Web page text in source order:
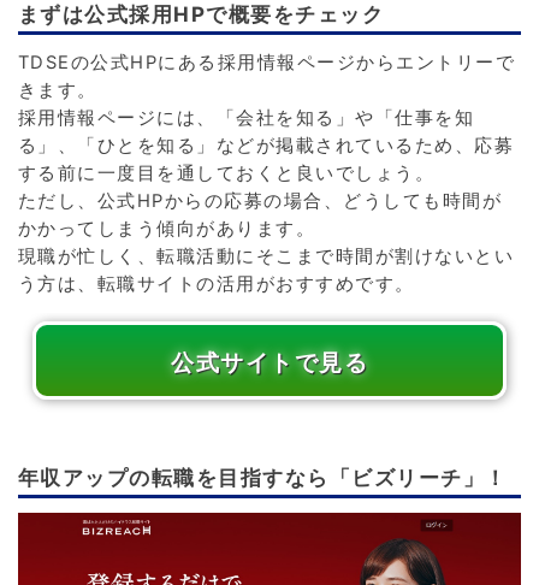
また、育休や産休といった制度も整っているため、
ライフイベントの際でも安心でしょう。
まずは公式採用HPで概要をチェック
TDSEの公式HPにある採用情報ページからエントリーで
きます。
採用情報ページには、「会社を知る」や「仕事を知
る」、「ひとを知る」などが掲載されているため、応募
する前に一度目を通しておくと良いでしょう。
ただし、公式HPからの応募の場合、どうしても時間が
かかってしまう傾向があります。
現職が忙しく、転職活動にそこまで時間が割けないとい
う方は、転職サイトの活用がおすすめです。
公式サイトで見る
年収アップの転職を目指すなら「ビズリーチ」！